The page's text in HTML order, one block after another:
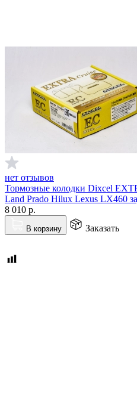
нет отзывов
Тормозные колодки Dixcel
Land Prado Hilux Lexus LX460
8 010 р.
В корзину Заказать